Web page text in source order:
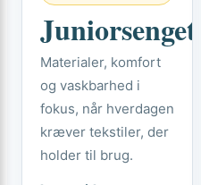
Juniorsengetøj
Materialer, komfort
og vaskbarhed i
fokus, når hverdagen
kræver tekstiler, der
holder til brug.